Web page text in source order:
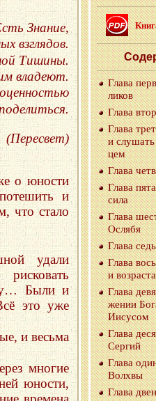
Знание,
взглядов.
Тишины.
владеют.
(Пересвет)
о юности
и
что стало
удали
Были и
это уже
и весьма
многие
юности,
Глава
ли­ков
Глава
Глава
и
цем
Глава
Глава
сила
Глава
Ос­ля­бя
Глава
Глава
и
Глава
же­нии
Иису­сом
Глава
Сер­гий
Глава
Волх­вы
Глава